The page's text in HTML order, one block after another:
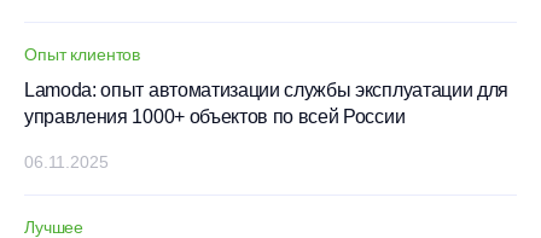
Опыт клиентов
Lamoda: опыт автоматизации службы эксплуатации для
управления 1000+ объектов по всей России
06.11.2025
Лучшее